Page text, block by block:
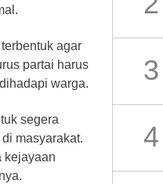
agar
partai harus
warga.
segera
masyarakat.
kejayaan
3
4